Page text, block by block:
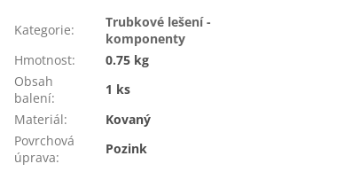
Kategorie:
Trubkové lešení -
komponenty
Hmotnost:
0.75 kg
Obsah
balení:
1 ks
Materiál:
Kovaný
Povrchová
úprava:
Pozink